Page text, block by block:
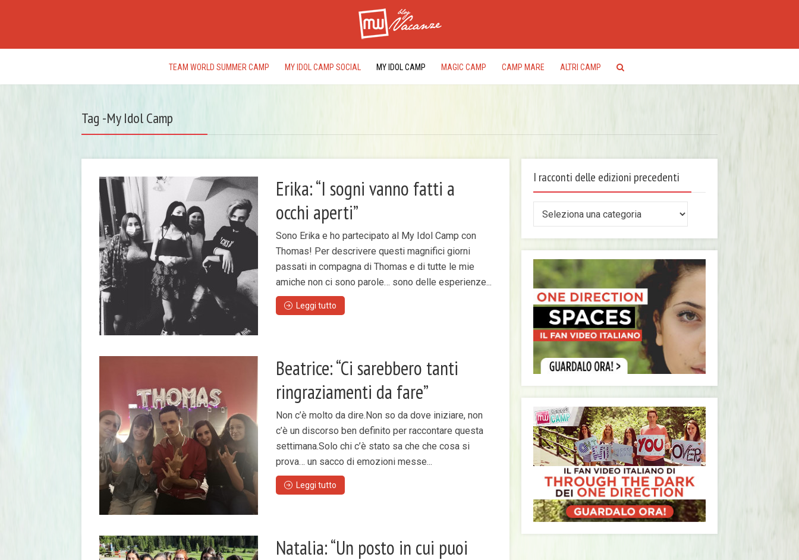
TEAM WORLD SUMMER CAMP MY IDOL CAMP SOCIAL MY IDOL CAMP MAGIC CAMP CAMP MARE ALTRI CAMP
Tag -My Idol Camp
Erika: “I sogni vanno fatti a
occhi aperti”
Sono Erika e ho partecipato al My Idol Camp con
Thomas! Per descrivere questi magnifici giorni
passati in compagna di Thomas e di tutte le mie
amiche non ci sono parole… sono delle esperienze...
Leggi tutto
Beatrice: “Ci sarebbero tanti
ringraziamenti da fare”
Non c’è molto da dire.Non so da dove iniziare, non
c’è un discorso ben definito per raccontare questa
settimana.Solo chi c’è stato sa che che cosa si
prova… un sacco di emozioni messe...
Leggi tutto
Natalia: “Un posto in cui puoi
I racconti delle edizioni precedenti
delle
edizioni
precedenti